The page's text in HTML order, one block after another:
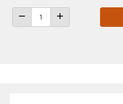
ANZAHL VERRINGERNANZAHL ERHÖHEN